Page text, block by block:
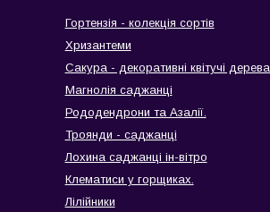
Гортензія - колекція сортів
Хризантеми
Сакура - декоративні квітучі дерева.
Магнолія саджанці
Рододендрони та Азалії.
Троянди - саджанці
Лохина саджанці ін-вітро
Клематиси у горщиках.
Лілійники